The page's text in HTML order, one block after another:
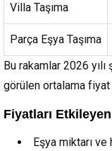
Villa Taşıma
Parça Eşya Taşıma
Bu rakamlar 2026 yılı
görülen ortalama fiyat
Fiyatları
Eşya miktarı ve